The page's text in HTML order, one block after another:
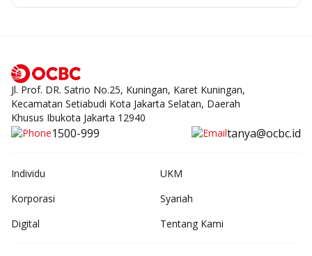
Jl. Prof. DR. Satrio No.25, Kuningan, Karet Kuningan,
Kecamatan Setiabudi Kota Jakarta Selatan, Daerah
Khusus Ibukota Jakarta 12940
1500-999 tanya@ocbc.id
Individu
UKM
Korporasi
Syariah
Digital
Tentang Kami